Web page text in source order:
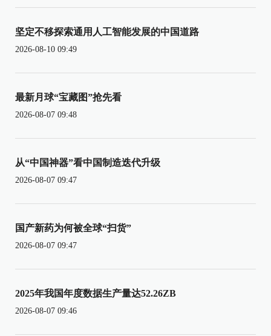
坚定不移探索通用人工智能发展的中国道路
2026-08-10 09:49
最新月球“宝藏图”抢先看
2026-08-07 09:48
从“中国神器”看中国制造迭代升级
2026-08-07 09:47
国产新药为何被全球“扫货”
2026-08-07 09:47
2025年我国年度数据生产量达52.26ZB
2026-08-07 09:46